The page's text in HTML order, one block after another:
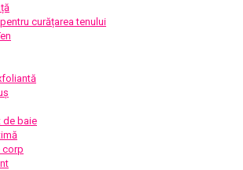
curățarea tenului
de baie
corp